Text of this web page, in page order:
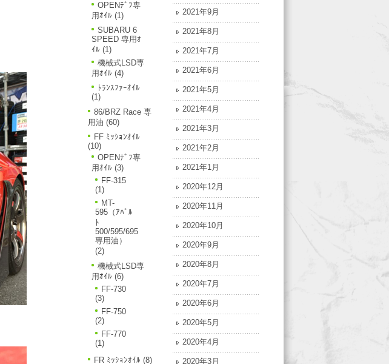
OPENﾃﾞﾌ専
用ｵｲﾙ (1)
SUBARU 6
SPEED 専用ｵ
ｲﾙ (1)
機械式LSD専
用ｵｲﾙ (4)
ﾄﾗﾝｽﾌｧｰｵｲﾙ
(1)
86/BRZ Race 専
用油 (60)
FF ﾐｯｼｮﾝｵｲﾙ
(10)
OPENﾃﾞﾌ専
用ｵｲﾙ (3)
FF-315
(1)
MT-
595（ｱﾊﾞﾙ
ﾄ
500/595/695
専用油）
(2)
機械式LSD専
用ｵｲﾙ (6)
FF-730
(3)
FF-750
(2)
FF-770
(1)
FR ﾐｯｼｮﾝｵｲﾙ (8)
2021年9月
2021年8月
2021年7月
2021年6月
2021年5月
2021年4月
2021年3月
2021年2月
2021年1月
2020年12月
2020年11月
2020年10月
2020年9月
2020年8月
2020年7月
2020年6月
2020年5月
2020年4月
2020年3月